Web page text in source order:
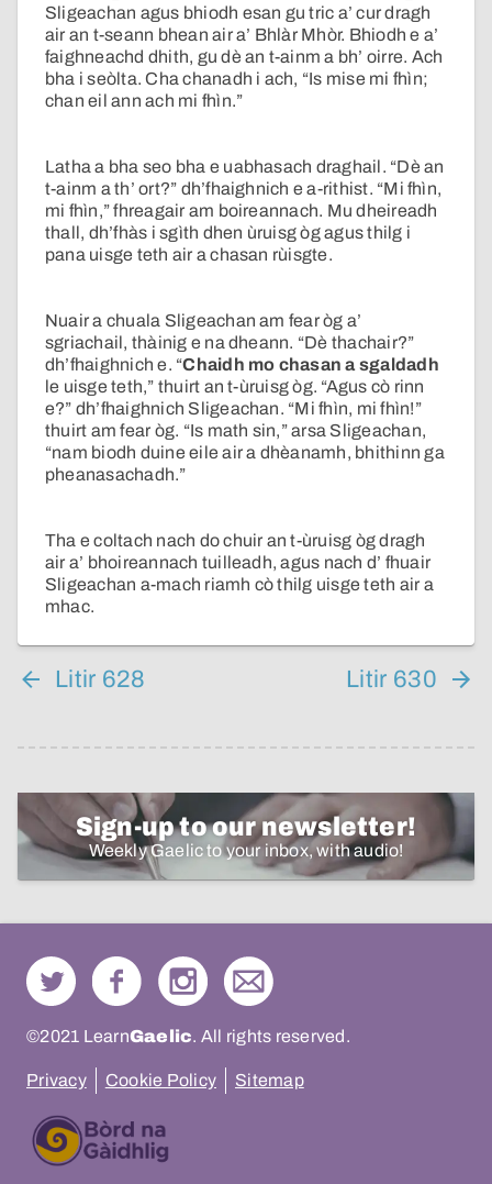
Sligeachan agus bhiodh esan gu tric a’ cur dragh
air an t-seann bhean air a’ Bhlàr Mhòr. Bhiodh e a’
faighneachd dhith, gu dè an t-ainm a bh’ oirre. Ach
bha i seòlta. Cha chanadh i ach, “Is mise mi fhìn;
chan eil ann ach mi fhìn.”
Latha a bha seo bha e uabhasach draghail. “Dè an
t-ainm a th’ ort?” dh’fhaighnich e a-rithist. “Mi fhìn,
mi fhìn,” fhreagair am boireannach. Mu dheireadh
thall, dh’fhàs i sgìth dhen ùruisg òg agus thilg i
pana uisge teth air a chasan rùisgte.
Nuair a chuala Sligeachan am fear òg a’
sgriachail, thàinig e na dheann. “Dè thachair?”
dh’fhaighnich e. “Chaidh mo chasan a sgaldadh
le uisge teth,” thuirt an t-ùruisg òg. “Agus cò rinn
e?” dh’fhaighnich Sligeachan. “Mi fhìn, mi fhìn!”
thuirt am fear òg. “Is math sin,” arsa Sligeachan,
“nam biodh duine eile air a dhèanamh, bhithinn ga
pheanasachadh.”
Tha e coltach nach do chuir an t-ùruisg òg dragh
air a’ bhoireannach tuilleadh, agus nach d’ fhuair
Sligeachan a-mach riamh cò thilg uisge teth air a
mhac.
Litir 628 Litir 630
Sign-up to our newsletter!
Weekly Gaelic to your inbox, with audio!
©2021 LearnGaelic. All rights reserved.
Privacy Cookie Policy Sitemap